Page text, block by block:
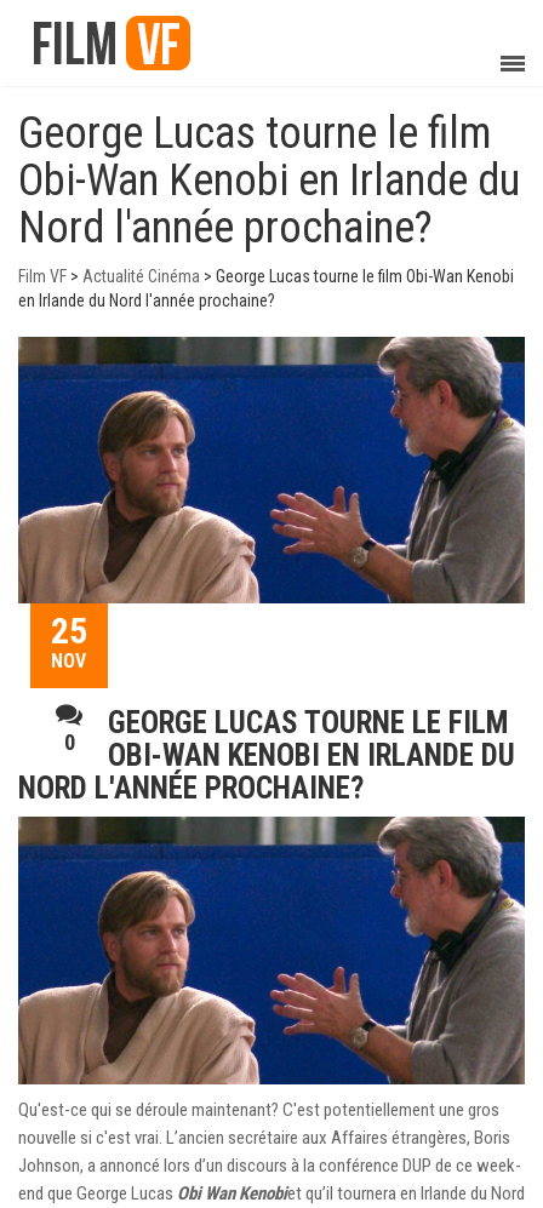
George Lucas tourne le film
Obi-Wan Kenobi en Irlande du
Nord l'année prochaine?
Film VF > Actualité Cinéma > George Lucas tourne le film Obi-Wan Kenobi
en Irlande du Nord l'année prochaine?
25
NOV
0
GEORGE LUCAS TOURNE LE FILM
OBI-WAN KENOBI EN IRLANDE DU
NORD L'ANNÉE PROCHAINE?
Qu'est-ce qui se déroule maintenant? C'est potentiellement une gros
nouvelle si c'est vrai. L’ancien secrétaire aux Affaires étrangères, Boris
Johnson, a annoncé lors d’un discours à la conférence DUP de ce week-
end que George Lucas Obi Wan Kenobiet qu’il tournera en Irlande du Nord